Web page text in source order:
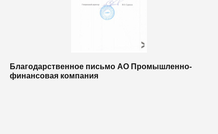
Благодарственное письмо АО Промышленно-
финансовая компания